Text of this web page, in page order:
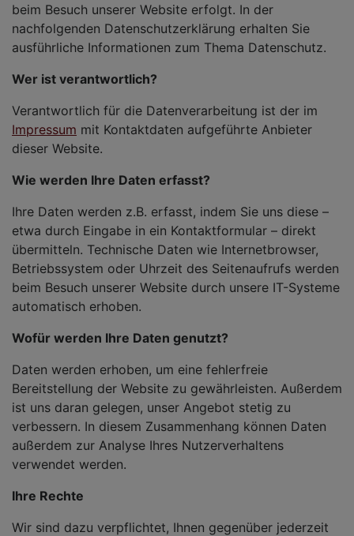
beim Besuch unserer Website erfolgt. In der
nachfolgenden Datenschutzerklärung erhalten Sie
ausführliche Informationen zum Thema Datenschutz.
Wer ist verantwortlich?
Verantwortlich für die Datenverarbeitung ist der im
Impressum mit Kontaktdaten aufgeführte Anbieter
dieser Website.
Wie werden Ihre Daten erfasst?
Ihre Daten werden z.B. erfasst, indem Sie uns diese –
etwa durch Eingabe in ein Kontaktformular – direkt
übermitteln. Technische Daten wie Internetbrowser,
Betriebssystem oder Uhrzeit des Seitenaufrufs werden
beim Besuch unserer Website durch unsere IT-Systeme
automatisch erhoben.
Wofür werden Ihre Daten genutzt?
Daten werden erhoben, um eine fehlerfreie
Bereitstellung der Website zu gewährleisten. Außerdem
ist uns daran gelegen, unser Angebot stetig zu
verbessern. In diesem Zusammenhang können Daten
außerdem zur Analyse Ihres Nutzerverhaltens
verwendet werden.
Ihre Rechte
Wir sind dazu verpflichtet, Ihnen gegenüber jederzeit